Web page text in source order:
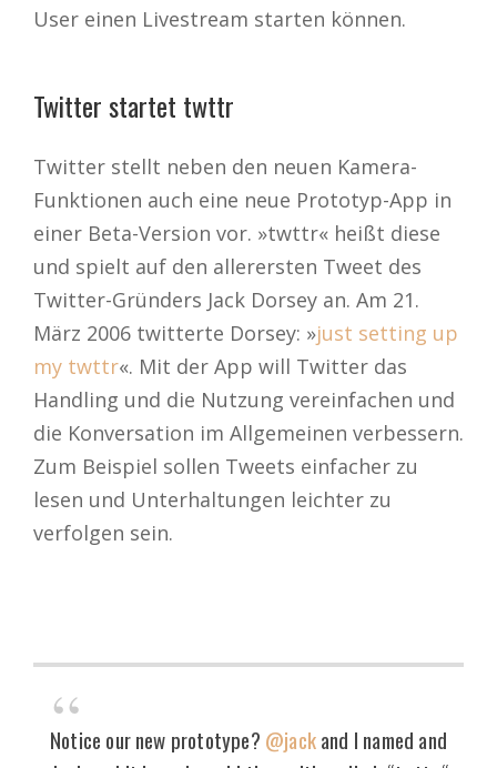
User einen Livestream starten können.
Twitter startet twttr
Twitter stellt neben den neuen Kamera-
Funktionen auch eine neue Prototyp-App in
einer Beta-Version vor. »twttr« heißt diese
und spielt auf den allerersten Tweet des
Twitter-Gründers Jack Dorsey an. Am 21.
März 2006 twitterte Dorsey: »just setting up
my twttr«. Mit der App will Twitter das
Handling und die Nutzung vereinfachen und
die Konversation im Allgemeinen verbessern.
Zum Beispiel sollen Tweets einfacher zu
lesen und Unterhaltungen leichter zu
verfolgen sein.
Notice our new prototype? @jackand I named and